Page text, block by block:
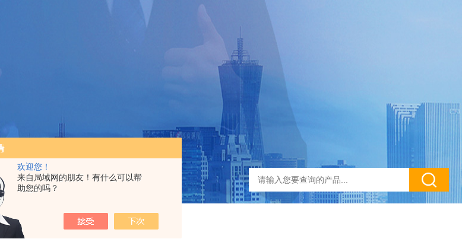
欢迎您！
来自局域网的朋友！有什么可以帮
助您的吗？